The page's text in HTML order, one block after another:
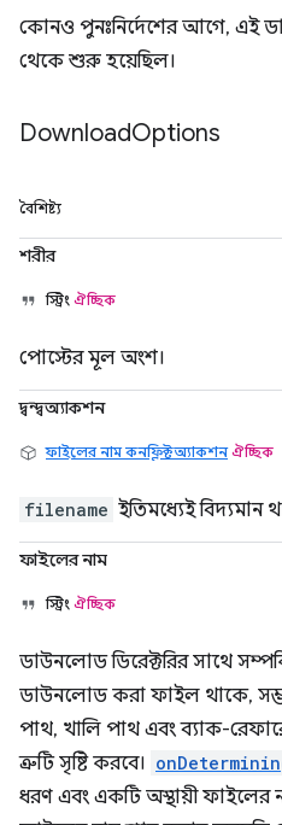
কোনও পুনঃনির্দেশের আগে, এই
থেকে শুরু হয়েছিল।
DownloadOptions
বৈশিষ্ট্য
শরীর
স্ট্রিং ঐচ্ছিক
পোস্টের মূল অংশ।
দ্বন্দ্বঅ্যাকশন
ফাইলের নাম কনফ্লিক্টঅ্যাকশন ঐচ্ছিক
filename ইতিমধ্যেই
ফাইলের নাম
স্ট্রিং ঐচ্ছিক
ডাউনলোড ডিরেক্টরির সাথে
ডাউনলোড করা ফাইল থাকে,
পাথ, খালি পাথ এবং ব্যাক-
ত্রুটি সৃষ্টি করবে।
ধরণ এবং একটি অস্থায়ী ফাইলের